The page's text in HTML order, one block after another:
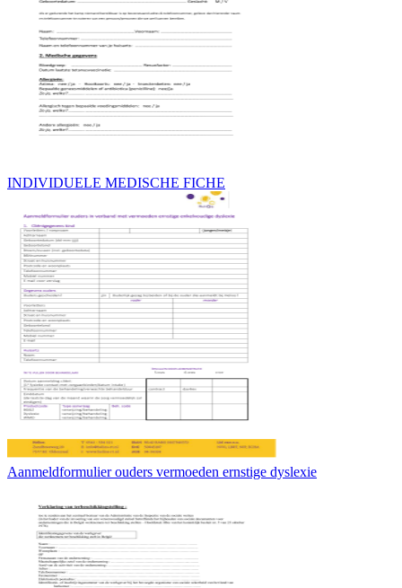
INDIVIDUELE MEDISCHE FICHE
Aanmeldformulier ouders vermoeden ernstige dyslexie